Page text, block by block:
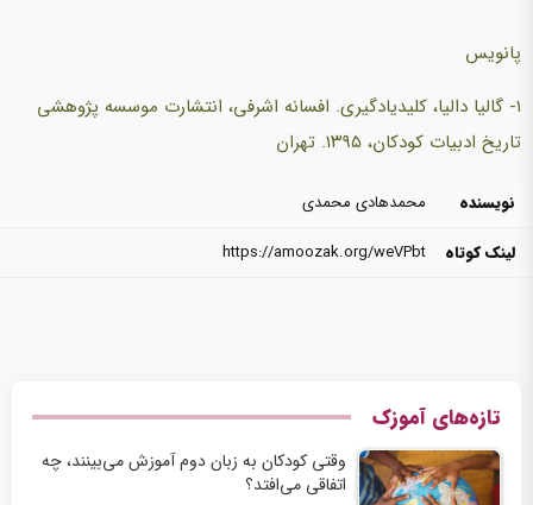
پانویس
1- گالیا دالیا، کلیدیادگیری. افسانه اشرفی، انتشارت موسسه پژوهشی
تاریخ ادبیات کودکان، ۱۳۹۵. تهران
نویسنده
محمدهادی محمدی
لینک کوتاه
https://amoozak.org/weVPbt
تازه‌های آموزک
وقتی کودکان به زبان دوم آموزش می‌بینند، چه
اتفاقی می‌افتد؟